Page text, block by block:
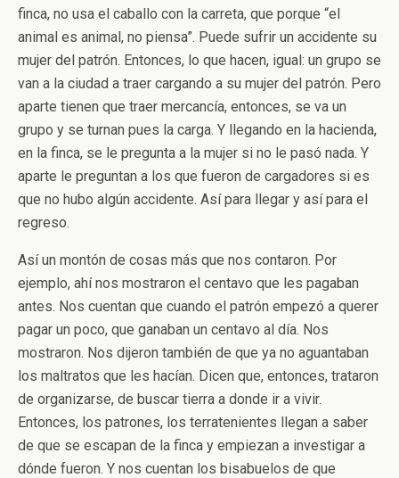
finca, no usa el caballo con la carreta, que porque “el
animal es animal, no piensa”. Puede sufrir un accidente su
mujer del patrón. Entonces, lo que hacen, igual: un grupo se
van a la ciudad a traer cargando a su mujer del patrón. Pero
aparte tienen que traer mercancía, entonces, se va un
grupo y se turnan pues la carga. Y llegando en la hacienda,
en la finca, se le pregunta a la mujer si no le pasó nada. Y
aparte le preguntan a los que fueron de cargadores si es
que no hubo algún accidente. Así para llegar y así para el
regreso.
Así un montón de cosas más que nos contaron. Por
ejemplo, ahí nos mostraron el centavo que les pagaban
antes. Nos cuentan que cuando el patrón empezó a querer
pagar un poco, que ganaban un centavo al día. Nos
mostraron. Nos dijeron también de que ya no aguantaban
los maltratos que les hacían. Dicen que, entonces, trataron
de organizarse, de buscar tierra a donde ir a vivir.
Entonces, los patrones, los terratenientes llegan a saber
de que se escapan de la finca y empiezan a investigar a
dónde fueron. Y nos cuentan los bisabuelos de que